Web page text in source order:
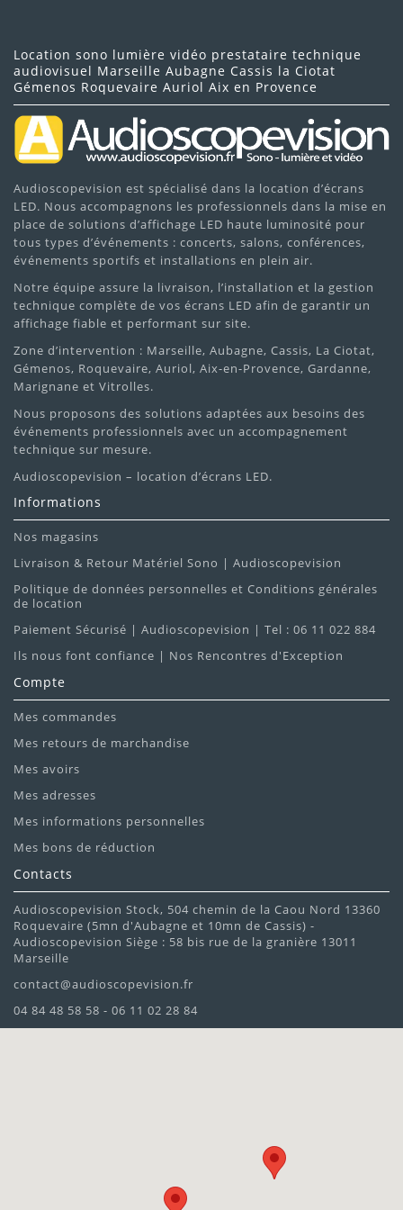
Location sono lumière vidéo prestataire technique
audiovisuel Marseille Aubagne Cassis la Ciotat
Gémenos Roquevaire Auriol Aix en Provence
Audioscopevision est spécialisé dans la location d’écrans
LED. Nous accompagnons les professionnels dans la mise en
place de solutions d’affichage LED haute luminosité pour
tous types d’événements : concerts, salons, conférences,
événements sportifs et installations en plein air.
Notre équipe assure la livraison, l’installation et la gestion
technique complète de vos écrans LED afin de garantir un
affichage fiable et performant sur site.
Zone d’intervention : Marseille, Aubagne, Cassis, La Ciotat,
Gémenos, Roquevaire, Auriol, Aix-en-Provence, Gardanne,
Marignane et Vitrolles.
Nous proposons des solutions adaptées aux besoins des
événements professionnels avec un accompagnement
technique sur mesure.
Audioscopevision – location d’écrans LED.
Informations
Nos magasins
Livraison & Retour Matériel Sono | Audioscopevision
Politique de données personnelles et Conditions générales
de location
Paiement Sécurisé | Audioscopevision | Tel : 06 11 022 884
Ils nous font confiance | Nos Rencontres d'Exception
Compte
Mes commandes
Mes retours de marchandise
Mes avoirs
Mes adresses
Mes informations personnelles
Mes bons de réduction
Contacts
Audioscopevision Stock, 504 chemin de la Caou Nord 13360
Roquevaire (5mn d'Aubagne et 10mn de Cassis) -
Audioscopevision Siège : 58 bis rue de la granière 13011
Marseille
contact@audioscopevision.fr
04 84 48 58 58 - 06 11 02 28 84